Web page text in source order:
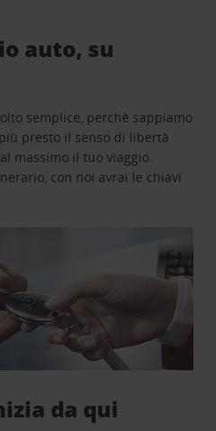
auto, su
semplice, perchè sappiamo
presto il senso di libertà
massimo il tuo viaggio.
con noi avrai le chiavi
da qui